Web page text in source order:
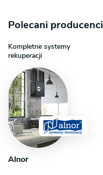
Polecani producenci
Kompletne systemy
rekuperacji
Alnor